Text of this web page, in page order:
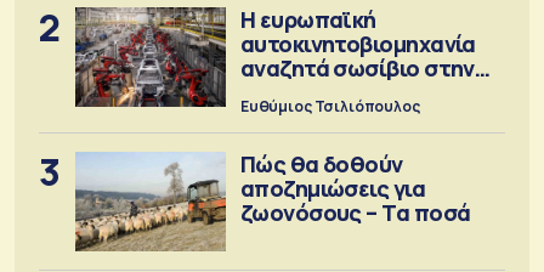
2
Η ευρωπαϊκή
αυτοκινητοβιομηχανία
αναζητά σωσίβιο στην
Κίνα
Ευθύμιος Τσιλιόπουλος
3
Πώς θα δοθούν
αποζημιώσεις για
ζωονόσους – Τα ποσά